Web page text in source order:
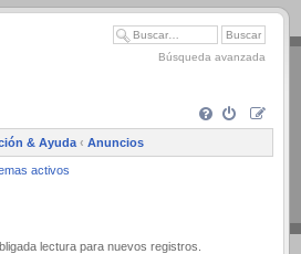
Búsqueda avanzada
& Ayuda ‹ Anuncios
activos
lectura para nuevos registros.